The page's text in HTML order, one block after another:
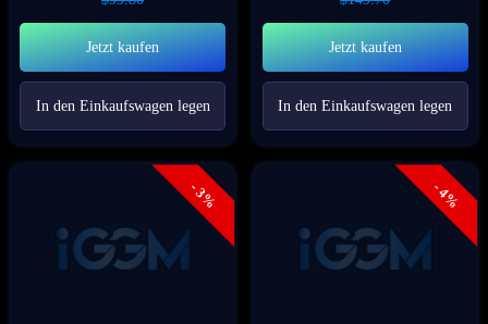
Jetzt kaufen
In den Einkaufswagen legen
Jetzt kaufen
In den Einkaufswagen legen
- 3% - 4%